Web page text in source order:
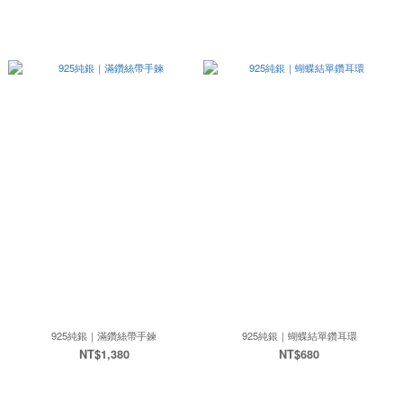
925純銀｜滿鑽絲帶手鍊
NT$1,380
925純銀｜蝴蝶結單鑽耳環
NT$680